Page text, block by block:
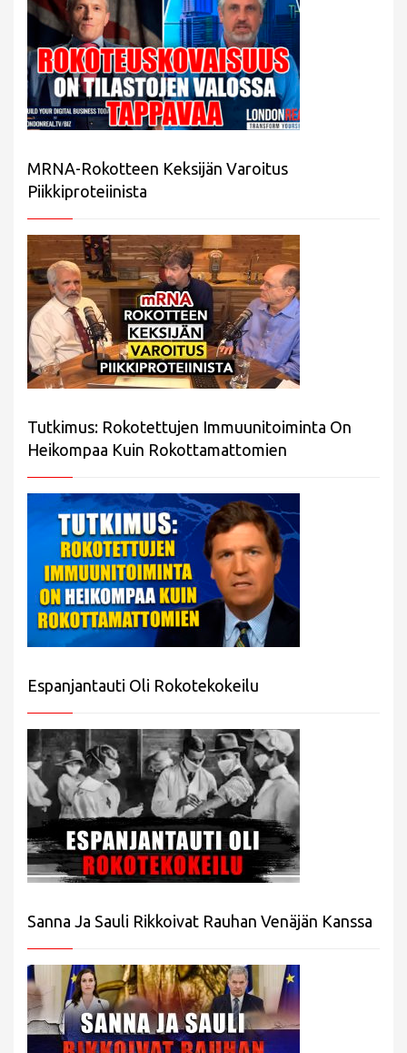
MRNA-Rokotteen Keksijän Varoitus
Piikkiproteiinista
Tutkimus: Rokotettujen Immuunitoiminta On
Heikompaa Kuin Rokottamattomien
Espanjantauti Oli Rokotekokeilu
Sanna Ja Sauli Rikkoivat Rauhan Venäjän Kanssa